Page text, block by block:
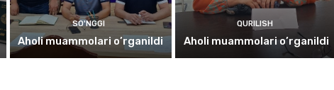
SO'NGGI
Aholi muammolari o’rganildi
QURILISH
Aholi muammolari o’rganildi